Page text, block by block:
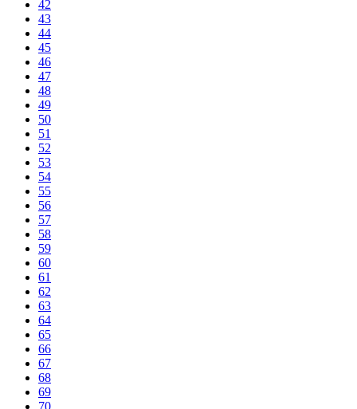
42
43
44
45
46
47
48
49
50
51
52
53
54
55
56
57
58
59
60
61
62
63
64
65
66
67
68
69
70